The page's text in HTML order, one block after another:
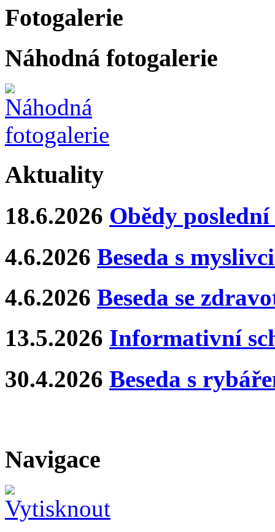
Fotogalerie
Náhodná fotogalerie
Aktuality
18.6.2026 Obědy
4.6.2026 Beseda s
4.6.2026 Beseda se
13.5.2026 Informativní
30.4.2026 Beseda s
Navigace